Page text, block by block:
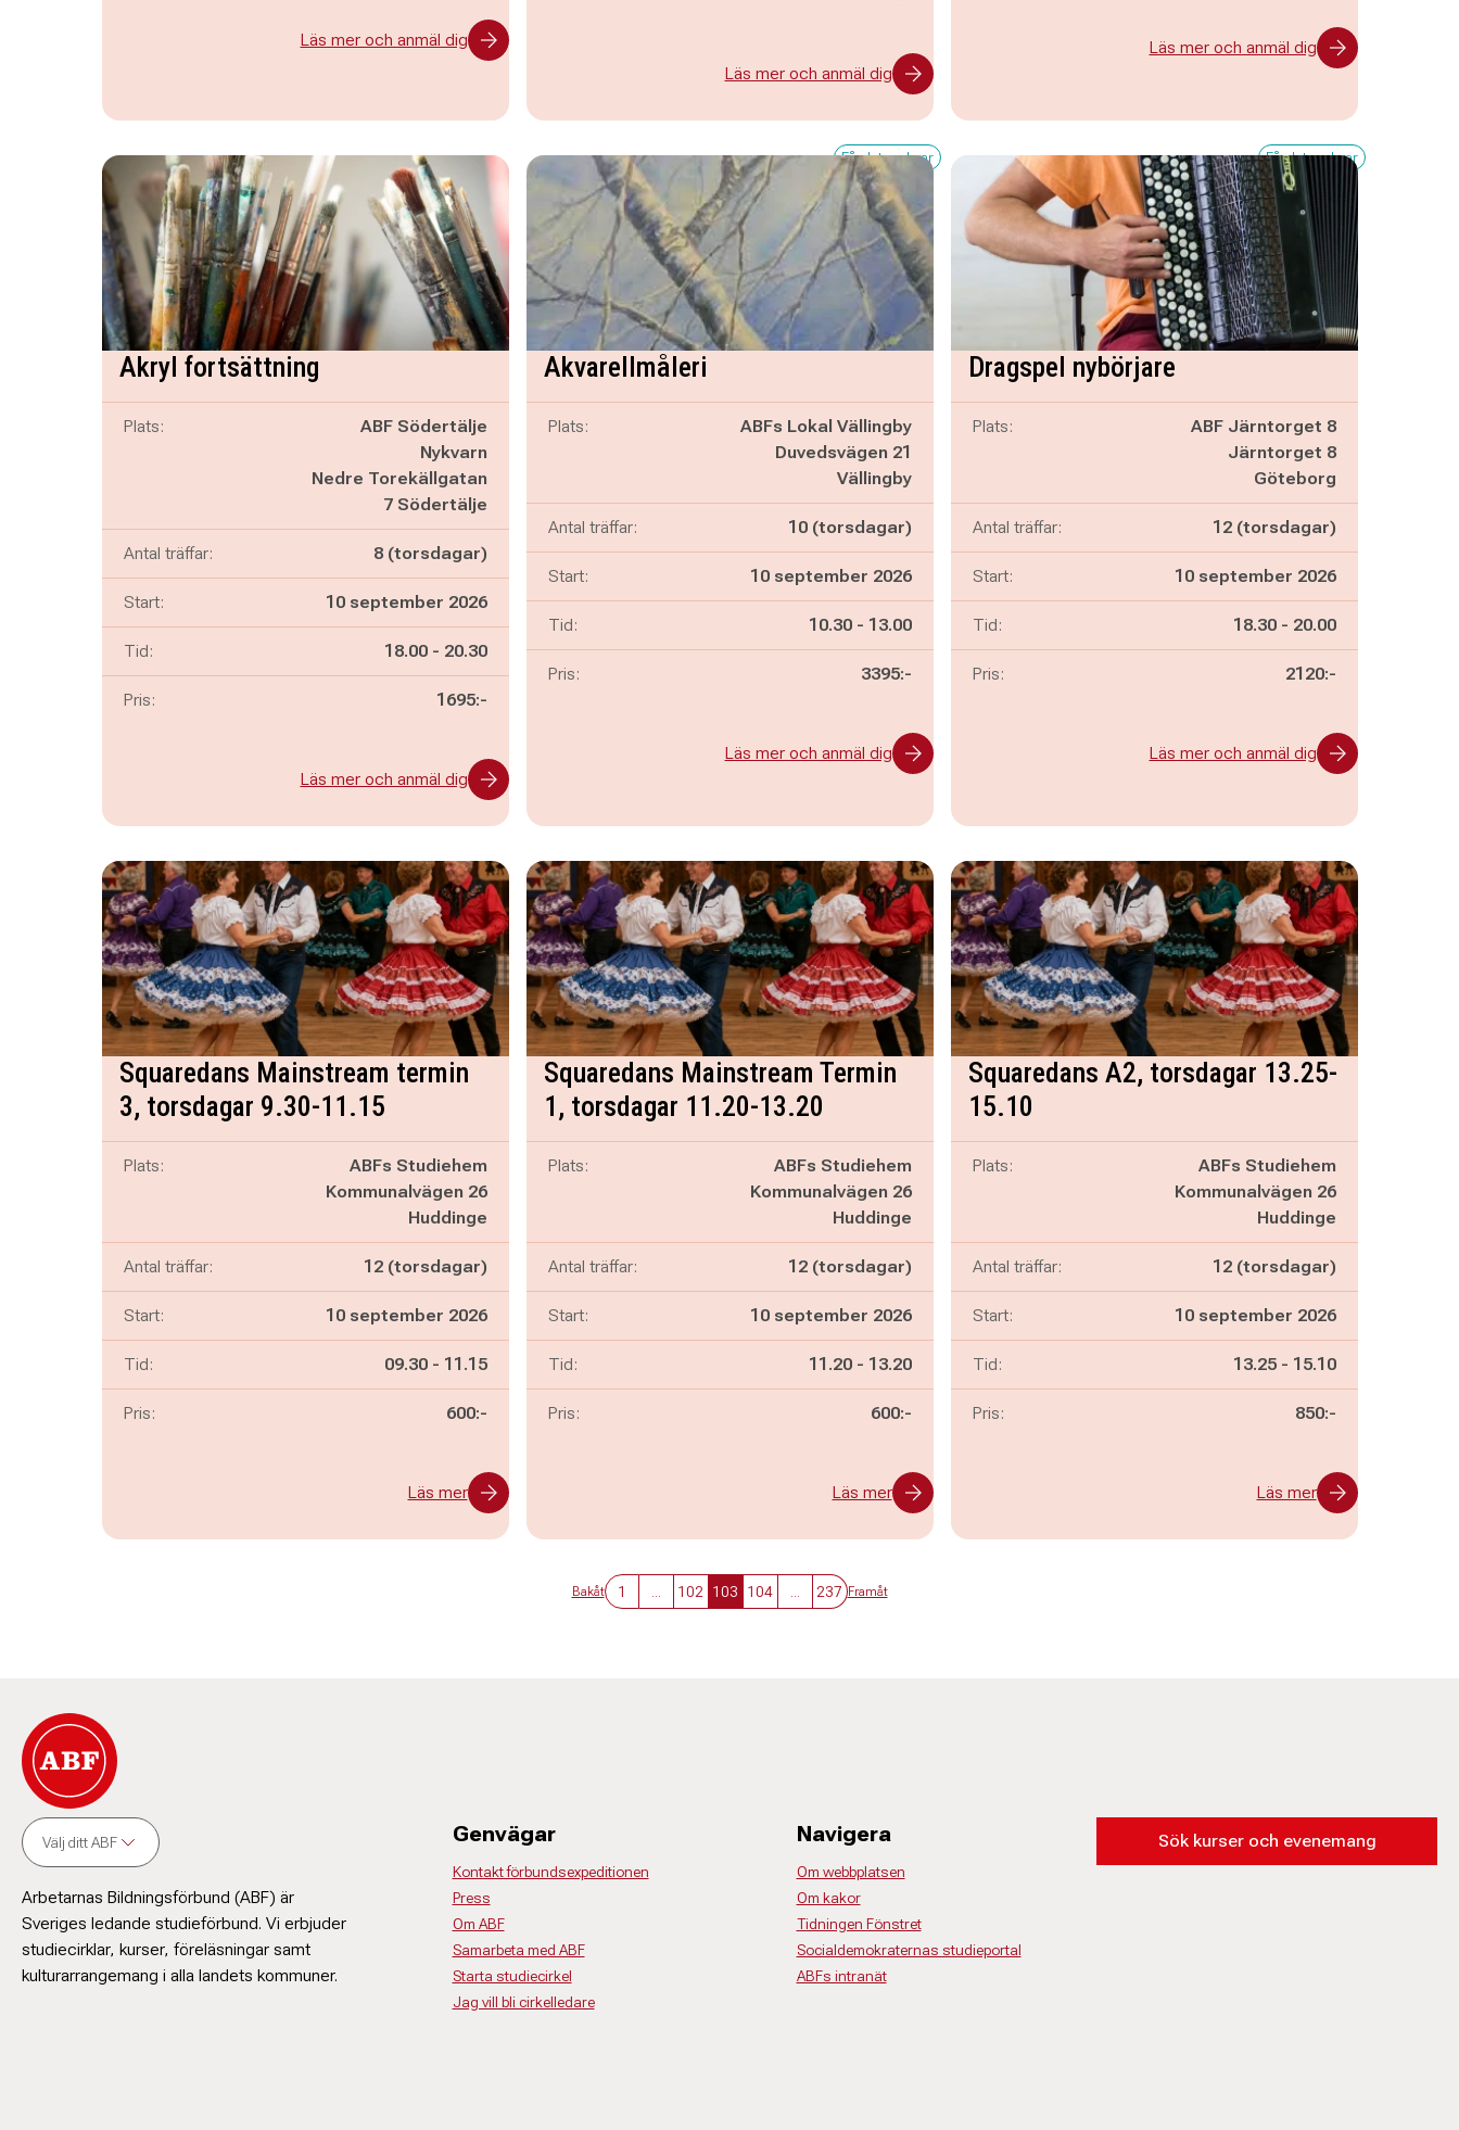
Läs mer och anmäl dig
Läs mer och anmäl dig
Läs mer och anmäl dig
Akryl fortsättning
Plats:
ABF Södertälje
Nykvarn
Nedre Torekällgatan
7 Södertälje
Antal träffar: 8 (torsdagar)
Start: 10 september 2026
Tid: Pågår mellan
18.00 - och
20.30
Pris: 1695:-
Läs mer och anmäl dig
Få platser kvar
Akvarellmåleri
Plats:
ABFs Lokal Vällingby
Duvedsvägen 21
Vällingby
Antal träffar: 10 (torsdagar)
Start: 10 september 2026
Tid: Pågår mellan
10.30 - och
13.00
Pris: 3395:-
Läs mer och anmäl dig
Få platser kvar
Dragspel nybörjare
Plats:
ABF Järntorget 8
Järntorget 8
Göteborg
Antal träffar: 12 (torsdagar)
Start: 10 september 2026
Tid: Pågår mellan
18.30 - och
20.00
Pris: 2120:-
Läs mer och anmäl dig
Squaredans Mainstream termin
3, torsdagar 9.30-11.15
Plats:
ABFs Studiehem
Kommunalvägen 26
Huddinge
Antal träffar: 12 (torsdagar)
Start: 10 september 2026
Tid: Pågår mellan
09.30 - och
11.15
Pris: 600:-
Läs mer
Squaredans Mainstream Termin
1, torsdagar 11.20-13.20
Plats:
ABFs Studiehem
Kommunalvägen 26
Huddinge
Antal träffar: 12 (torsdagar)
Start: 10 september 2026
Tid: Pågår mellan
11.20 - och
13.20
Pris: 600:-
Läs mer
Squaredans A2, torsdagar 13.25-
15.10
Plats:
ABFs Studiehem
Kommunalvägen 26
Huddinge
Antal träffar: 12 (torsdagar)
Start: 10 september 2026
Tid: Pågår mellan
13.25 - och
15.10
Pris: 850:-
Läs mer
Bakåt 1 102 103 104 237 Framåt
Välj ditt ABF
Arbetarnas Bildningsförbund (ABF) är
Sveriges ledande studieförbund. Vi erbjuder
studiecirklar, kurser, föreläsningar samt
kulturarrangemang i alla landets kommuner.
Genvägar
Kontakt förbundsexpeditionen
Press
Om ABF
Samarbeta med ABF
Starta studiecirkel
Jag vill bli cirkelledare
Navigera
Om webbplatsen
Om kakor
Tidningen Fönstret
Socialdemokraternas studieportal
ABFs intranät
Sök kurser och evenemang